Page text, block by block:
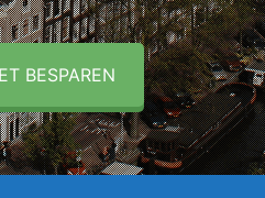
BESPAREN